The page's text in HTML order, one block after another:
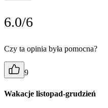
6.0/6
Czy ta opinia była pomocna?
9
Wakacje listopad-grudzień